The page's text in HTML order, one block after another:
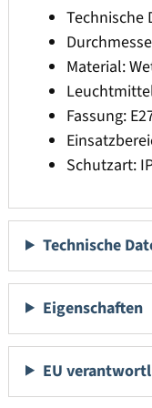
Technische
Material:
Fassung:
Schutzart:
Technische
Eigenschaften
EU